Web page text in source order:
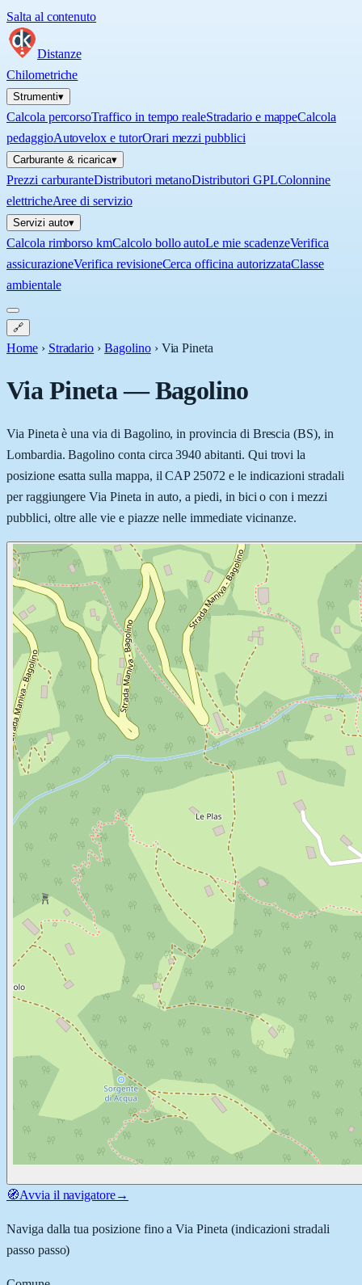
Salta al contenuto
Distanze
Chilometriche
Strumenti▾
Calcola percorsoTraffico in tempo realeStradario e mappeCalcola
pedaggioAutovelox e tutorOrari mezzi pubblici
Carburante & ricarica▾
Prezzi carburanteDistributori metanoDistributori GPLColonnine
elettricheAree di servizio
Servizi auto▾
Calcola rimborso kmCalcolo bollo autoLe mie scadenzeVerifica
assicurazioneVerifica revisioneCerca officina autorizzataClasse
ambientale
🔗
Home › Stradario › Bagolino › Via Pineta
Via Pineta—Bagolino
Via Pineta è una via di Bagolino, in provincia di Brescia (BS), in
Lombardia. Bagolino conta circa 3940 abitanti. Qui trovi la
posizione esatta sulla mappa, il CAP 25072 e le indicazioni stradali
per raggiungere Via Pineta in auto, a piedi, in bici o con i mezzi
pubblici, oltre alle vie e piazze nelle immediate vicinanze.
🧭Avvia il navigatore→
Naviga dalla tua posizione fino aVia Pineta (indicazioni stradali
passo passo)